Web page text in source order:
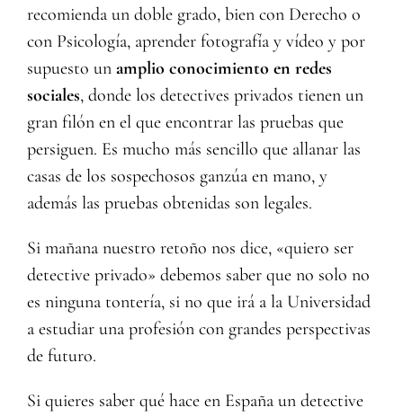
recomienda un doble grado, bien con Derecho o
con Psicología, aprender fotografía y vídeo y por
supuesto un amplio conocimiento en redes
sociales, donde los detectives privados tienen un
gran filón en el que encontrar las pruebas que
persiguen. Es mucho más sencillo que allanar las
casas de los sospechosos ganzúa en mano, y
además las pruebas obtenidas son legales.
Si mañana nuestro retoño nos dice, «quiero ser
detective privado» debemos saber que no solo no
es ninguna tontería, si no que irá a la Universidad
a estudiar una profesión con grandes perspectivas
de futuro.
Si quieres saber qué hace en España un detective